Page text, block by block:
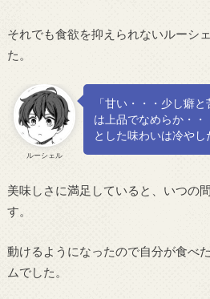
それでも食欲を抑えられないルーシ
た。
ルーシェル
「甘い・・・少し癖
は上品でなめらか・・
とした味わいは冷やし
美味しさに満足していると、いつの
す。
動けるようになったので自分が食べ
ムでした。